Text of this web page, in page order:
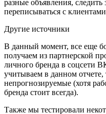
разные объявления,
переписываться с
Другие источники
В данный момент, все еще
получаем из партнерской
личного бренда в соцсети
учитываем в данном
непрогнозируемые (хотя
бренда стоит всегда).
Также мы тестировали